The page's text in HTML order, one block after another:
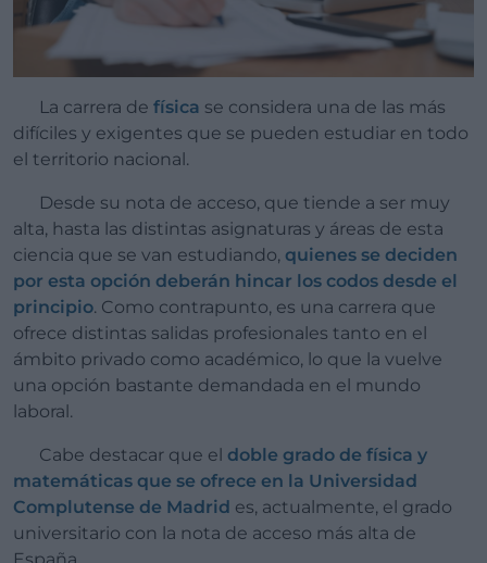
La carrera de física se considera una de las más
difíciles y exigentes que se pueden estudiar en todo
el territorio nacional.
Desde su nota de acceso, que tiende a ser muy
alta, hasta las distintas asignaturas y áreas de esta
ciencia que se van estudiando, quienes se deciden
por esta opción deberán hincar los codos desde el
principio. Como contrapunto, es una carrera que
ofrece distintas salidas profesionales tanto en el
ámbito privado como académico, lo que la vuelve
una opción bastante demandada en el mundo
laboral.
Cabe destacar que el doble grado de física y
matemáticas que se ofrece en la Universidad
Complutense de Madrid es, actualmente, el grado
universitario con la nota de acceso más alta de